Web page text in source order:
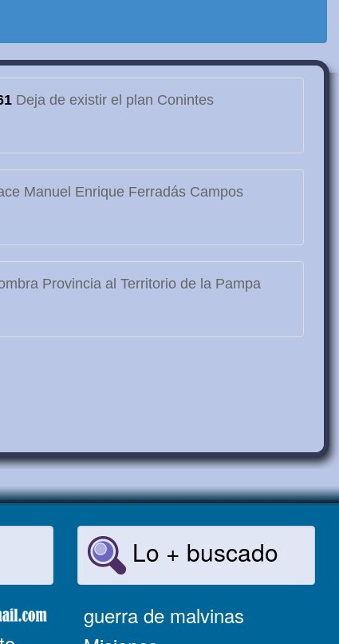
Deja de existir el plan Conintes
Manuel Enrique Ferradás Campos
Provincia al Territorio de la Pampa
Lo + buscado
guerra de malvinas